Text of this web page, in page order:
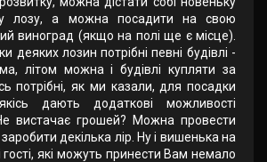
лозу, а можна посадити на свою
виноград (якщо на полі ще є місце).
деяких лозин потрібні певні будівлі -
літом можна і будівлі купляти за
потрібні, як ми казали, для посадки
дають додаткові можливості
вистачає грошей? Можна провести
заробити декілька лір. Ну і вишенька на
гості, які можуть принести Вам немало